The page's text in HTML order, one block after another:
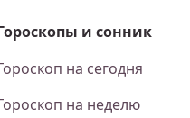
и сонник
на сегодня
на неделю